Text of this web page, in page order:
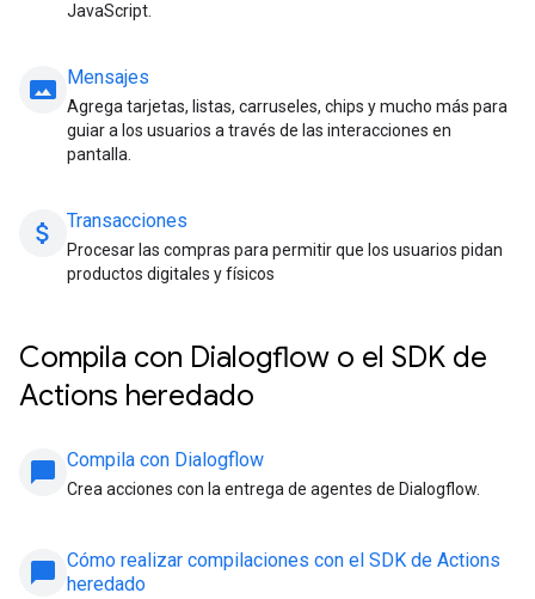
JavaScript.
panorama Mensajes
Agrega tarjetas, listas, carruseles, chips y mucho más para
guiar a los usuarios a través de las interacciones en
pantalla.
attach_money Transacciones
Procesar las compras para permitir que los usuarios pidan
productos digitales y físicos
Compila con Dialogflow o el SDK de
Actions heredado
chat_bubble Compila con Dialogflow
Crea acciones con la entrega de agentes de Dialogflow.
chat_bubble Cómo realizar compilaciones con el SDK de Actions
heredado